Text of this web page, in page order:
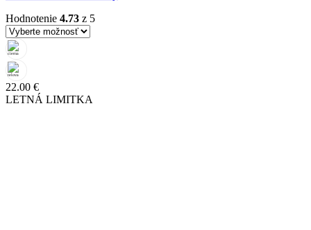
Hodnotenie 4.73 z 5
22.00 €
LETNÁ LIMITKA